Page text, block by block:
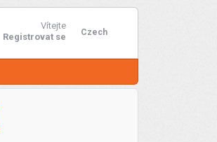
Czech
Vítejte
Registrovat se